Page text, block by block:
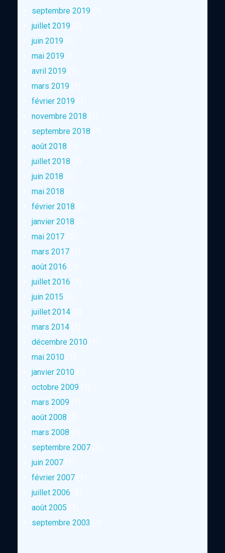
septembre 2019(1)
juillet 2019(2)
juin 2019(1)
mai 2019(1)
avril 2019(1)
mars 2019(1)
février 2019(1)
novembre 2018
septembre 2018
août 2018
juillet 2018
juin 2018
mai 2018
février 2018
janvier 2018
mai 2017(5)
mars 2017(1)
août 2016
juillet 2016
juin 2015
juillet 2014(2)
mars 2014(1)
décembre 2010(1)
mai 2010(1)
janvier 2010(1)
octobre 2009(1)
mars 2009(1)
août 2008
mars 2008
septembre 2007(1)
juin 2007(1)
février 2007(1)
juillet 2006
août 2005
septembre 2003